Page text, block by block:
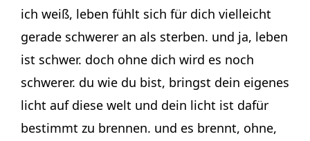
ich weiß, leben fühlt sich für dich vielleicht
gerade schwerer an als sterben. und ja, leben
ist schwer. doch ohne dich wird es noch
schwerer. du wie du bist, bringst dein eigenes
licht auf diese welt und dein licht ist dafür
bestimmt zu brennen. und es brennt, ohne,